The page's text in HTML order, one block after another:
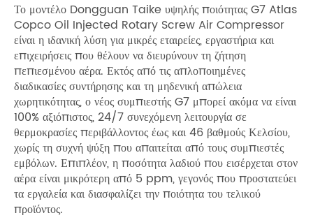
Το μοντέλο Dongguan Taike υψηλής ποιότητας G7 Atlas
Copco Oil Injected Rotary Screw Air Compressor
είναι η ιδανική λύση για μικρές εταιρείες, εργαστήρια και
επιχειρήσεις που θέλουν να διευρύνουν τη ζήτηση
πεπιεσμένου αέρα. Εκτός από τις απλοποιημένες
διαδικασίες συντήρησης και τη μηδενική απώλεια
χωρητικότητας, ο νέος συμπιεστής G7 μπορεί ακόμα να είναι
100% αξιόπιστος, 24/7 συνεχόμενη λειτουργία σε
θερμοκρασίες περιβάλλοντος έως και 46 βαθμούς Κελσίου,
χωρίς τη συχνή ψύξη που απαιτείται από τους συμπιεστές
εμβόλων. Επιπλέον, η ποσότητα λαδιού που εισέρχεται στον
αέρα είναι μικρότερη από 5 ppm, γεγονός που προστατεύει
τα εργαλεία και διασφαλίζει την ποιότητα του τελικού
προϊόντος.